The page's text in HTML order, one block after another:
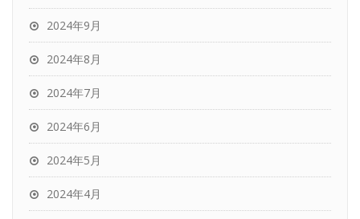
2024年9月
2024年8月
2024年7月
2024年6月
2024年5月
2024年4月